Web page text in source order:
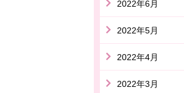
2022年6月
2022年5月
2022年4月
2022年3月